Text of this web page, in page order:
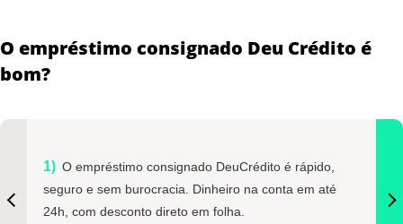
O empréstimo consignado Deu Crédito é
bom?
O empréstimo consignado DeuCrédito é rápido,
seguro e sem burocracia. Dinheiro na conta em até
24h, com desconto direto em folha.